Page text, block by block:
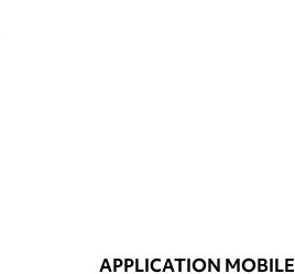
APPLICATION MOBILE